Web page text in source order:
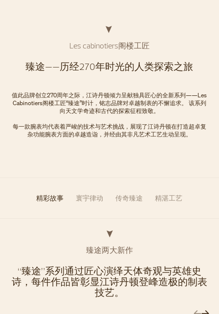
Les cabinotiers阁楼工匠
臻途——历经270年时光的人类探索之旅
值此品牌创立270周年之际，江诗丹顿倾力呈献独具匠心的全新系列——Les
Cabinotiers阁楼工匠“臻途”时计，铭志品牌对卓越制表的不懈追求。 该系列
向天文学奇迹和古代的探索征程致敬。
每一款腕表均代表着严峻的技术与艺术挑战，展现了江诗丹顿在打造超卓复
杂功能腕表方面的卓越造诣，并经由其非凡艺术工艺生动呈现。
精彩故事 寰宇律动 传奇臻途 精湛工艺
臻途两大新作
“臻途”系列通过匠心演绎天体奇观与英雄史
诗，每件作品皆彰显江诗丹顿登峰造极的制表
技艺。